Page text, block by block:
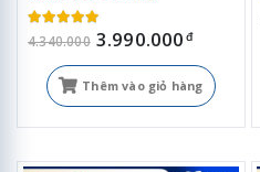
4.340.000 3.990.000 đ
Thêm vào giỏ hàng